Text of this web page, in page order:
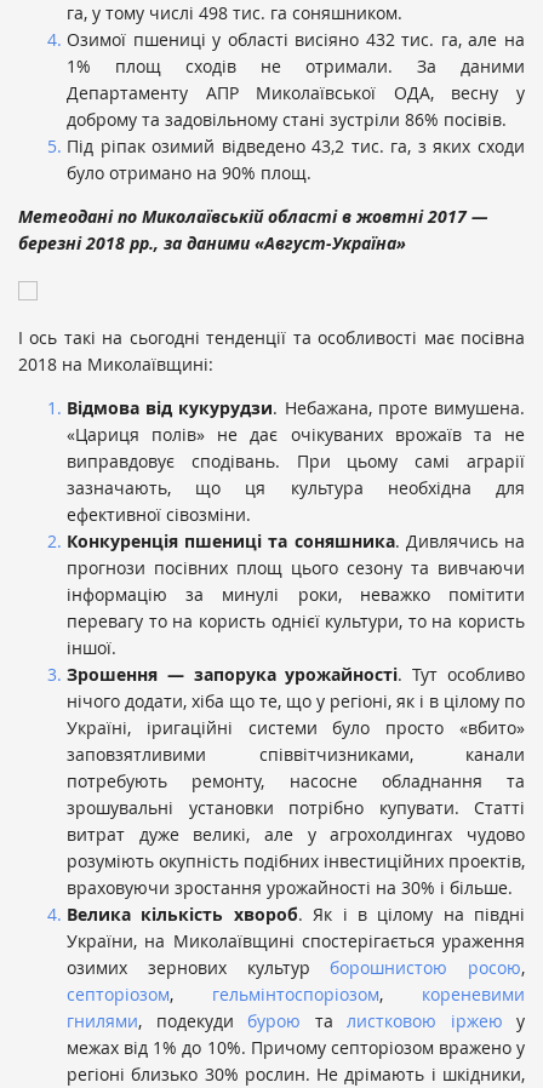
га, у тому числі 498 тис. га соняшником.
Озимої пшениці у області висіяно 432 тис. га, але на
1% площ сходів не отримали. За даними
Департаменту АПР Миколаївської ОДА, весну у
доброму та задовільному стані зустріли 86% посівів.
Під ріпак озимий відведено 43,2 тис. га, з яких сходи
було отримано на 90% площ.
Метеодані по Миколаївській області в жовтні 2017 —
березні 2018 рр., за даними «Август-Україна»
І ось такі на сьогодні тенденції та особливості має посівна
2018 на Миколаївщині:
Відмова від кукурудзи. Небажана, проте вимушена.
«Цариця полів» не дає очікуваних врожаїв та не
виправдовує сподівань. При цьому самі аграрії
зазначають, що ця культура необхідна для
ефективної сівозміни.
Конкуренція пшениці та соняшника. Дивлячись на
прогнози посівних площ цього сезону та вивчаючи
інформацію за минулі роки, неважко помітити
перевагу то на користь однієї культури, то на користь
іншої.
Зрошення — запорука урожайності. Тут особливо
нічого додати, хіба що те, що у регіоні, як і в цілому по
Україні, іригаційні системи було просто «вбито»
заповзятливими співвітчизниками, канали
потребують ремонту, насосне обладнання та
зрошувальні установки потрібно купувати. Статті
витрат дуже великі, але у агрохолдингах чудово
розуміють окупність подібних інвестиційних проектів,
враховуючи зростання урожайності на 30% і більше.
Велика кількість хвороб. Як і в цілому на півдні
України, на Миколаївщині спостерігається ураження
озимих зернових культурборошнистою росою,
септоріозом, гельмінтоспоріозом, кореневими
гнилями, подекуди бурою та листковою іржею у
межах від 1% до 10%. Причому септоріозом вражено у
регіоні близько 30% рослин. Не дрімають і шкідники,